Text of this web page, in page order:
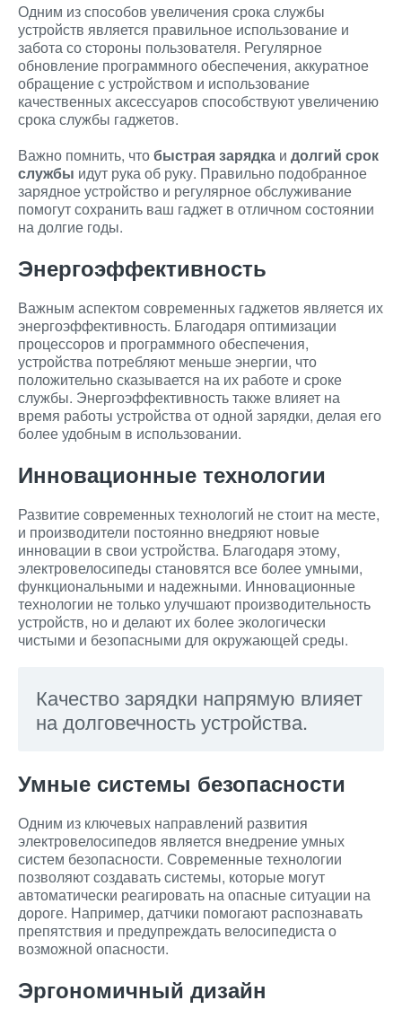
Одним из способов увеличения срока службы
устройств является правильное использование и
забота со стороны пользователя. Регулярное
обновление программного обеспечения, аккуратное
обращение с устройством и использование
качественных аксессуаров способствуют увеличению
срока службы гаджетов.
Важно помнить, чтобыстрая зарядка и долгий срок
службы идут рука об руку. Правильно подобранное
зарядное устройство и регулярное обслуживание
помогут сохранить ваш гаджет в отличном состоянии
на долгие годы.
Энергоэффективность
Важным аспектом современных гаджетов является их
энергоэффективность. Благодаря оптимизации
процессоров и программного обеспечения,
устройства потребляют меньше энергии, что
положительно сказывается на их работе и сроке
службы. Энергоэффективность также влияет на
время работы устройства от одной зарядки, делая его
более удобным в использовании.
Инновационные технологии
Развитие современных технологий не стоит на месте,
и производители постоянно внедряют новые
инновации в свои устройства. Благодаря этому,
электровелосипеды становятся все более умными,
функциональными и надежными. Инновационные
технологии не только улучшают производительность
устройств, но и делают их более экологически
чистыми и безопасными для окружающей среды.
Качество зарядки напрямую влияет
на долговечность устройства.
Умные системы безопасности
Одним из ключевых направлений развития
электровелосипедов является внедрение умных
систем безопасности. Современные технологии
позволяют создавать системы, которые могут
автоматически реагировать на опасные ситуации на
дороге. Например, датчики помогают распознавать
препятствия и предупреждать велосипедиста о
возможной опасности.
Эргономичный дизайн